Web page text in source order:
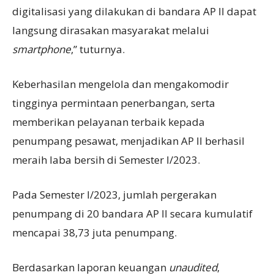
digitalisasi yang dilakukan di bandara AP II dapat
langsung dirasakan masyarakat melalui
smartphone,” tuturnya.
Keberhasilan mengelola dan mengakomodir
tingginya permintaan penerbangan, serta
memberikan pelayanan terbaik kepada
penumpang pesawat, menjadikan AP II berhasil
meraih laba bersih di Semester I/2023.
Pada Semester I/2023, jumlah pergerakan
penumpang di 20 bandara AP II secara kumulatif
mencapai 38,73 juta penumpang.
Berdasarkan laporan keuangan unaudited,